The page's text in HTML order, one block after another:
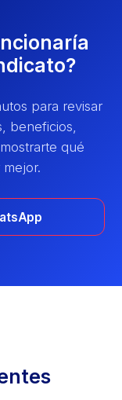
para revisar
beneficios,
qué